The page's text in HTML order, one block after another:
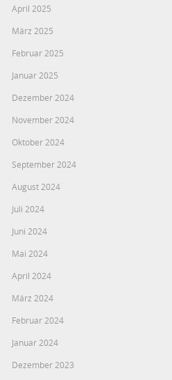
April 2025
März 2025
Februar 2025
Januar 2025
Dezember 2024
November 2024
Oktober 2024
September 2024
August 2024
Juli 2024
Juni 2024
Mai 2024
April 2024
März 2024
Februar 2024
Januar 2024
Dezember 2023